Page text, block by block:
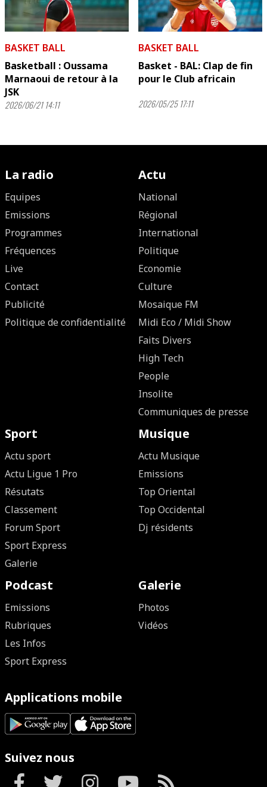
BASKET BALL
Basketball : Oussama
Marnaoui de retour à la
JSK
2026/06/21 14:11
BASKET BALL
Basket - BAL: Clap de fin
pour le Club africain
2026/05/25 17:11
La radio
Equipes
Emissions
Programmes
Fréquences
Live
Contact
Publicité
Politique de confidentialité
Actu
National
Régional
International
Politique
Economie
Culture
Mosaique FM
Midi Eco / Midi Show
Faits Divers
High Tech
People
Insolite
Communiques de presse
Sport
Actu sport
Actu Ligue 1 Pro
Résutats
Classement
Forum Sport
Sport Express
Galerie
Musique
Actu Musique
Emissions
Top Oriental
Top Occidental
Dj résidents
Podcast
Emissions
Rubriques
Les Infos
Sport Express
Galerie
Photos
Vidéos
Applications mobile
Suivez nous